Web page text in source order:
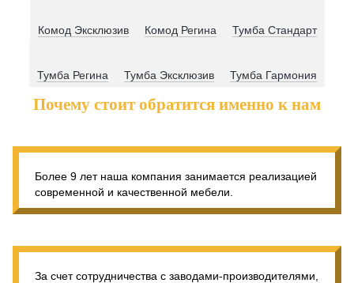
Комод Эксклюзив Комод Регина Тумба Стандарт
Тумба Регина Тумба Эксклюзив Тумба Гармония
Почему стоит обратится именно к нам
Более 9 лет наша компания занимается реализацией
современной и качественной мебели.
За счет сотрудничества с заводами-производителями,